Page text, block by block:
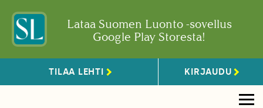
Lataa Suomen Luonto -sovellus
Google Play Storesta!
TILAA LEHTI KIRJAUDU